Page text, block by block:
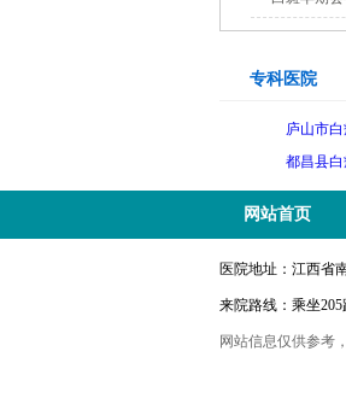
专科医院
庐山市
都昌县
网站首页
医院地址：江西省
来院路线：乘坐
网站信息仅供参考